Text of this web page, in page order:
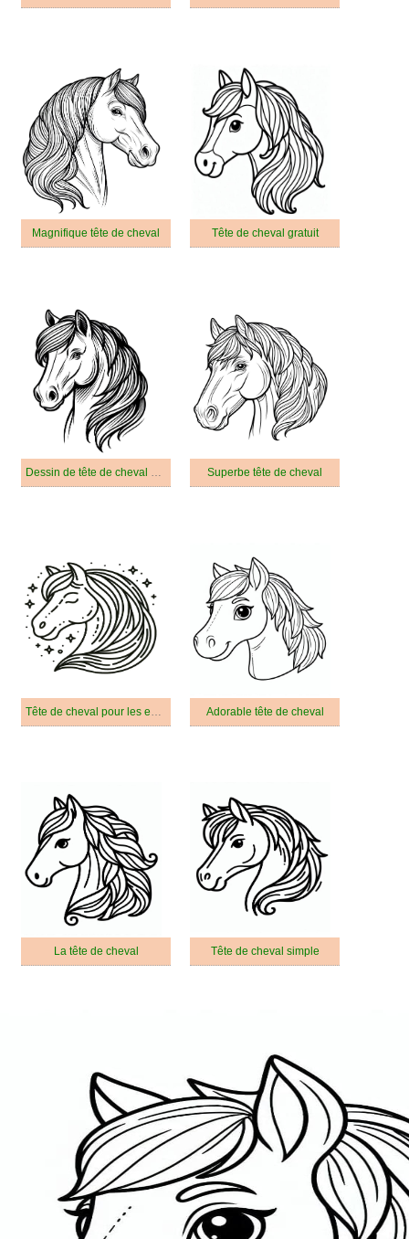
Magnifique tête de cheval Tête de cheval gratuit
Dessin de tête de cheval gratuit Superbe tête de cheval
Tête de cheval pour les enfants Adorable tête de cheval
La tête de cheval Tête de cheval simple